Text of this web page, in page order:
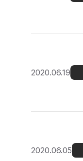
2020.06.19
2020.06.05